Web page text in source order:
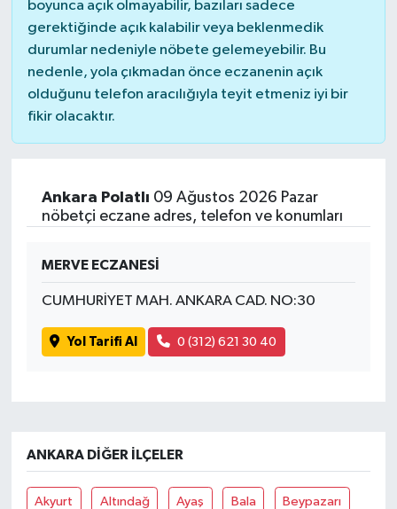
boyunca açık olmayabilir, bazıları sadece
gerektiğinde açık kalabilir veya beklenmedik
durumlar nedeniyle nöbete gelemeyebilir. Bu
nedenle, yola çıkmadan önce eczanenin açık
olduğunu telefon aracılığıyla teyit etmeniz iyi bir
fikir olacaktır.
Ankara Polatlı 09 Ağustos 2026 Pazar
nöbetçi eczane adres, telefon ve konumları
MERVE ECZANESİ
CUMHURİYET MAH. ANKARA CAD. NO:30
Yol Tarifi Al 0 (312) 621 30 40
ANKARA DIĞER İLÇELER
Akyurt Altındağ Ayaş Bala Beypazarı